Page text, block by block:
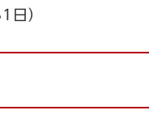
）